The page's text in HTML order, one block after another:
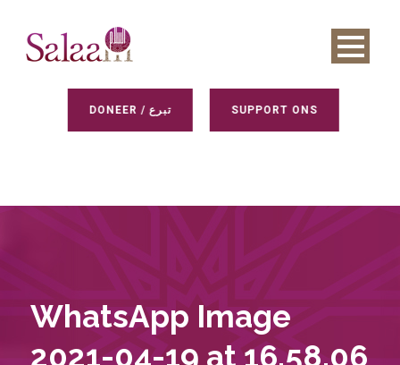
DONEER / تبرع SUPPORT ONS
WhatsApp Image
2021-04-19 at 16.58.06